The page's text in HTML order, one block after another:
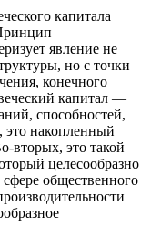
капитала
явление не
но с точки
конечного
капитал —
способностей,
это накопленный
вторых, это такой
целесообразно
общественного